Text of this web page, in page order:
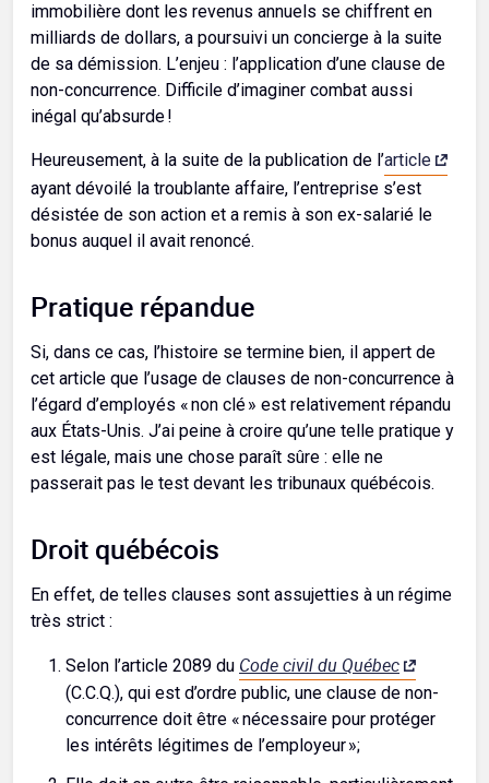
immobilière dont les revenus annuels se chiffrent en
milliards de dollars, a poursuivi un concierge à la suite
de sa démission. L’enjeu : l’application d’une clause de
non-concurrence. Difficile d’imaginer combat aussi
inégal qu’absurde !
Heureusement, à la suite de la publication de l’article
ayant dévoilé la troublante affaire, l’entreprise s’est
désistée de son action et a remis à son ex-salarié le
bonus auquel il avait renoncé.
Pratique répandue
Si, dans ce cas, l’histoire se termine bien, il appert de
cet article que l’usage de clauses de non-concurrence à
l’égard d’employés « non clé » est relativement répandu
aux États-Unis. J’ai peine à croire qu’une telle pratique y
est légale, mais une chose paraît sûre : elle ne
passerait pas le test devant les tribunaux québécois.
Droit québécois
En effet, de telles clauses sont assujetties à un régime
très strict :
Selon l’article 2089 du Code civil du Québec
(C.C.Q.), qui est d’ordre public, une clause de non-
concurrence doit être « nécessaire pour protéger
les intérêts légitimes de l’employeur »;